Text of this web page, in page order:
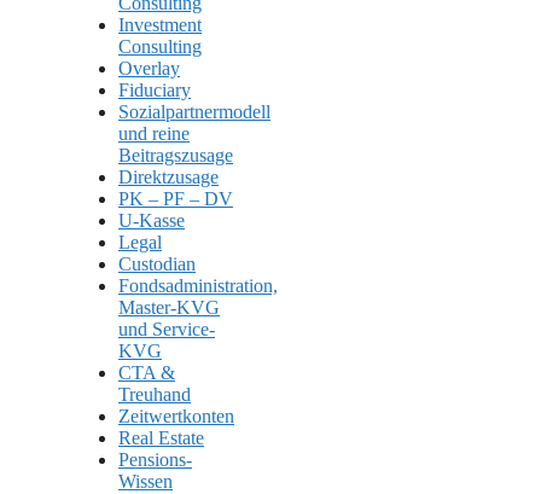
Investment
Consulting
Overlay
Fiduciary
Sozialpartnermodell
und reine
Beitragszusage
Direktzusage
PK – PF – DV
U-Kasse
Legal
Custodian
Fondsadministration,
Master-KVG
und Service-
KVG
CTA &
Treuhand
Zeitwertkonten
Real Estate
Pensions-
Wissen